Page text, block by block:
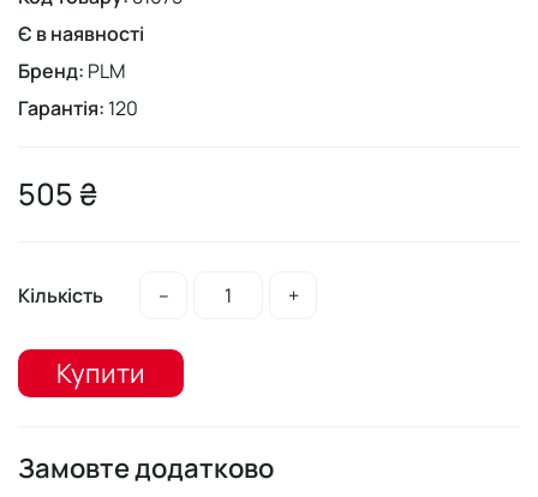
Є в наявності
Бренд: PLM
Гарантія: 120
505 ₴
Кількість – +
Купити
Замовте додатково